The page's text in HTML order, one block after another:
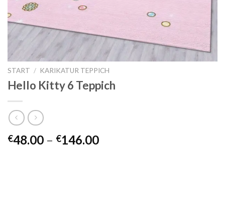
START / KARIKATUR TEPPICH
Hello Kitty 6 Teppich
€48.00 – €146.00Preisspanne: